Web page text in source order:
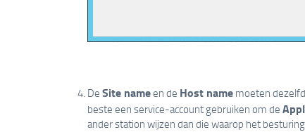
De Site nameen de Host name moeten
beste een ​​service-account gebruiken om de
ander station wijzen dan die waarop het